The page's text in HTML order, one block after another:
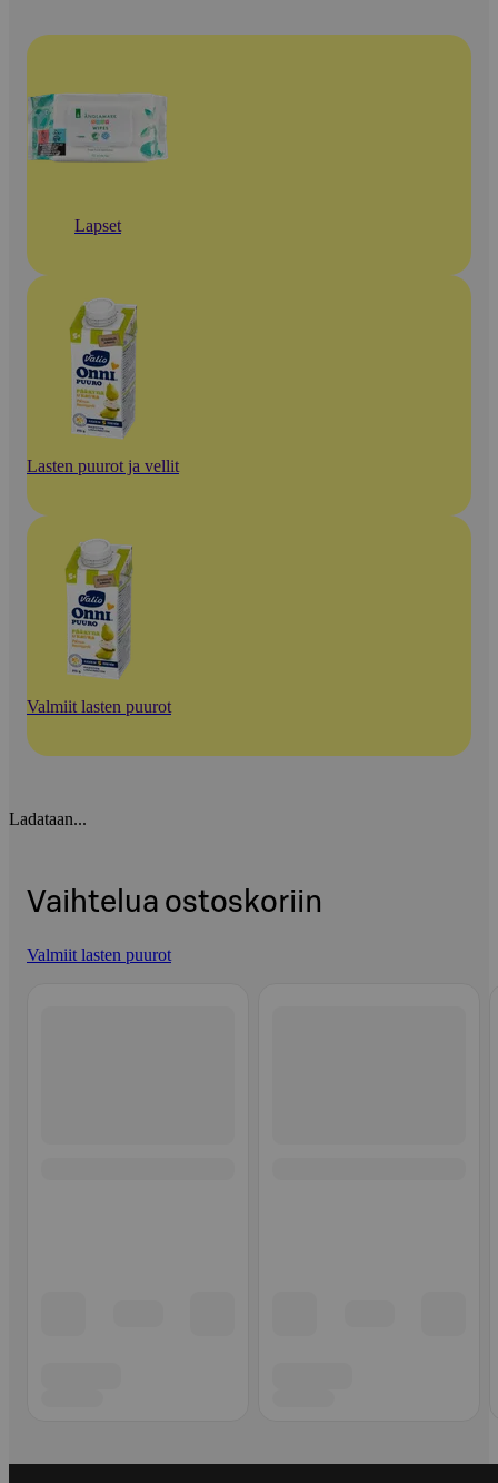
Lapset
Lasten puurot ja vellit
Valmiit lasten puurot
Ladataan...
Vaihtelua ostoskoriin
Valmiit lasten puurot